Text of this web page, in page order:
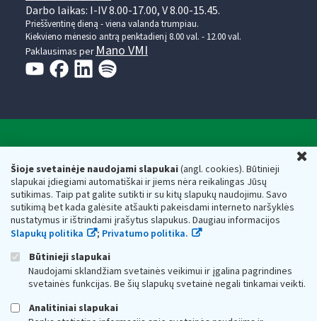
Šioje svetainėje naudojami slapukai(angl. cookies). Būtinieji
slapukai įdiegiami automatiškai ir jiems nėra reikalingas Jūsų
sutikimas. Taip pat galite sutikti ir su kitų slapukų naudojimu. Savo
sutikimą bet kada galėsite atšaukti pakeisdami interneto naršyklės
nustatymus ir ištrindami įrašytus slapukus. Daugiau informacijos
Slapukų politika
; Privatumo politika.
Būtinieji slapukai
Naudojami sklandžiam svetainės veikimui ir įgalina pagrindines
svetainės funkcijas. Be šių slapukų svetainė negali tinkamai veikti.
Analitiniai slapukai
Darbo laikas: I-IV 8.00-17.00, V 8.00-15.45.
Prieššventinę dieną - viena valanda trumpiau.
Kiekvieno mėnesio antrą penktadienį 8.00 val. - 12.00 val.
Paklausimas perMano VMI
Valstybinė mokesčių inspekcija prie Lietuvos
Respublikos finansų ministerijos
Biudžetinė įstaiga. Juridinio asmens kodas — 188659752,
adresas: Vasario 16-osios g. 14, 01107 Vilnius, Lietuva, el.paštas:
vmi@vmi.lt , E. pristatymo dėžutės adresas 188659752
Duomenys apie Valstybinę mokesčių inspekciją prie Lietuvos
Respublikos finansų ministerijos kaupiami ir saugomi Juridinių